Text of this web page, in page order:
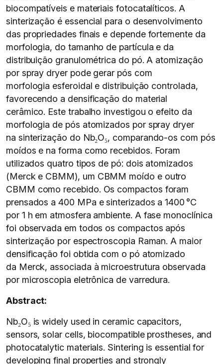
biocompatíveis e materiais fotocatalíticos. A
sinterização é essencial para o desenvolvimento
das propriedades finais e depende fortemente da
morfologia, do tamanho de partícula e da
distribuição granulométrica do pó. A atomização
por spray dryer pode gerar pós com
morfologia esferoidal e distribuição controlada,
favorecendo a densificação do material
cerâmico. Este trabalho investigou o efeito da
morfologia de pós atomizados por spray dryer
na sinterização do Nb₂O₅, comparando-os com pós
moídos e na forma como recebidos. Foram
utilizados quatro tipos de pó: dois atomizados
(Merck e CBMM), um CBMM moído e outro
CBMM como recebido. Os compactos foram
prensados a 400 MPa e sinterizados a 1400 °C
por 1 h em atmosfera ambiente. A fase monoclínica
foi observada em todos os compactos após
sinterização por espectroscopia Raman. A maior
densificação foi obtida com o pó atomizado
da Merck, associada à microestrutura observada
por microscopia eletrônica de varredura.
Abstract:
Nb₂O₅ is widely used in ceramic capacitors,
sensors, solar cells, biocompatible prostheses, and
photocatalytic materials. Sintering is essential for
developing final properties and strongly